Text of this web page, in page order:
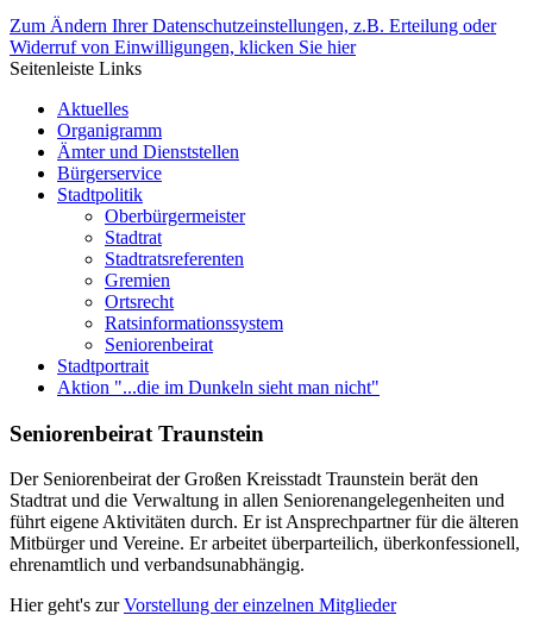
Zum Ändern Ihrer Datenschutzeinstellungen, z.B. Erteilung oder
Widerruf von Einwilligungen, klicken Sie hier
Seitenleiste Links
Aktuelles
Organigramm
Ämter und Dienststellen
Bürgerservice
Stadtpolitik
Oberbürgermeister
Stadtrat
Stadtratsreferenten
Gremien
Ortsrecht
Ratsinformationssystem
Seniorenbeirat
Stadtportrait
Aktion "...die im Dunkeln sieht man nicht"
Seniorenbeirat Traunstein
Der Seniorenbeirat der Großen Kreisstadt Traunstein berät den
Stadtrat und die Verwaltung in allen Seniorenangelegenheiten und
führt eigene Aktivitäten durch. Er ist Ansprechpartner für die älteren
Mitbürger und Vereine. Er arbeitet überparteilich, überkonfessionell,
ehrenamtlich und verbandsunabhängig.
Hier geht's zurVorstellung der einzelnen Mitglieder